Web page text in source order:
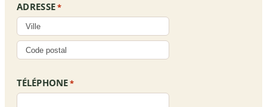
ADRESSE*
TÉLÉPHONE*